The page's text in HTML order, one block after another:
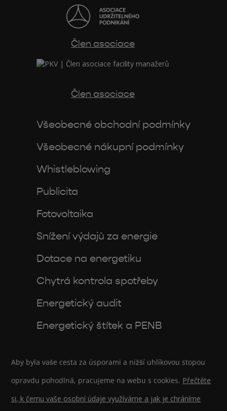
Člen asociace
Člen asociace
Všeobecné obchodní podmínky
Všeobecné nákupní podmínky
Whistleblowing
Publicita
Fotovoltaika
Snížení výdajů za energie
Dotace na energetiku
Chytrá kontrola spotřeby
Energetický audit
Energetický štítek a PENB
Aby byla vaše cesta za úsporami a nižší uhlíkovou stopou
opravdu pohodlná, pracujeme na webu s cookies. Přečtěte
si, k čemu vaše osobní údaje využíváme a jak je chráníme